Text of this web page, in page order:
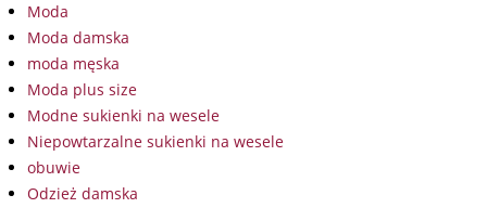
Moda
Moda damska
moda męska
Moda plus size
Modne sukienki na wesele
Niepowtarzalne sukienki na wesele
obuwie
Odzież damska